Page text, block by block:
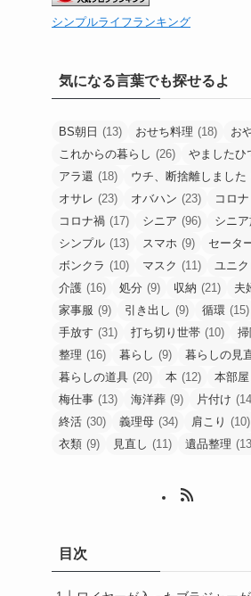
シンプルライフランキング
気になる言葉でも探せるよ
BS朝日 (13) おせち料理 (18) お
これからの暮らし (26) やましたひ
アラ還 (18) ウチ、断捨離しました
オサレ (23) オバハン (23) コロナ
コロナ禍 (17) シニア (96) シニ
シンプル (13) スマホ (9) セータ
ボンクラ (10) マスク (11) ユニク
介護 (16) 処分 (9) 収納 (21) 夫
家事服 (9) 引き出し (9) 循環 (15)
手放す (31) 打ち切り世帯 (10)
整理 (16) 暮らし (9) 暮らしの見
暮らしの道具 (20) 本 (12) 本部屋
梅仕事 (13) 海洋葬 (9) 片付け
終活 (30) 義理母 (34) 肩こり (10)
衣類 (9) 見直し (11) 遺品整理
目次